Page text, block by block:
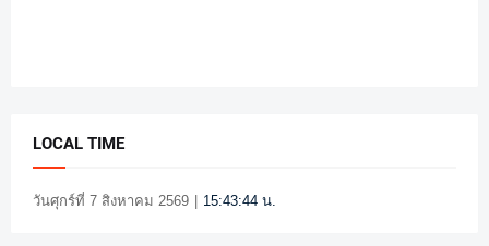
LOCAL TIME
วันศุกร์ที่ 7 สิงหาคม 2569 15:43:45 น.